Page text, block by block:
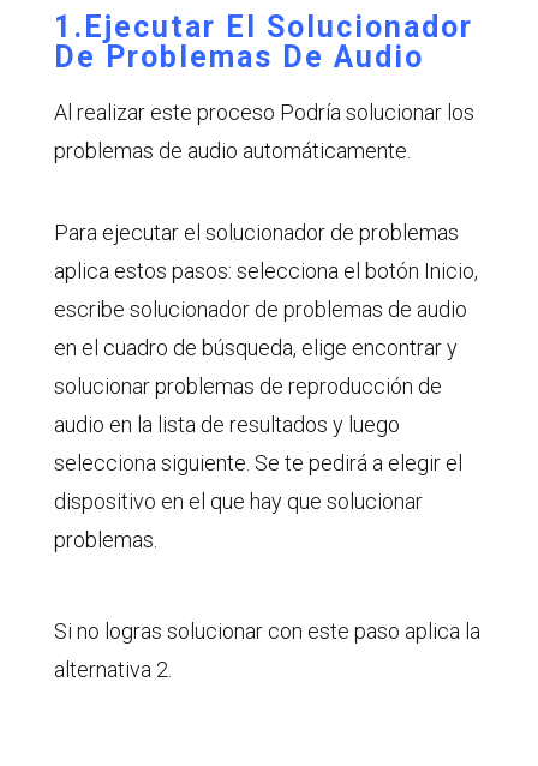
1.Ejecutar El Solucionador
De Problemas De Audio
Al realizar este proceso Podría solucionar los
problemas de audio automáticamente.
Para ejecutar el solucionador de problemas
aplica estos pasos: selecciona el botón Inicio,
escribe solucionador de problemas de audio
en el cuadro de búsqueda, elige encontrar y
solucionar problemas de reproducción de
audio en la lista de resultados y luego
selecciona siguiente. Se te pedirá a elegir el
dispositivo en el que hay que solucionar
problemas.
Si no logras solucionar con este paso aplica la
alternativa 2.